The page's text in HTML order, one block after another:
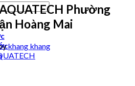
Phường
Hoàng Mai
khang khang